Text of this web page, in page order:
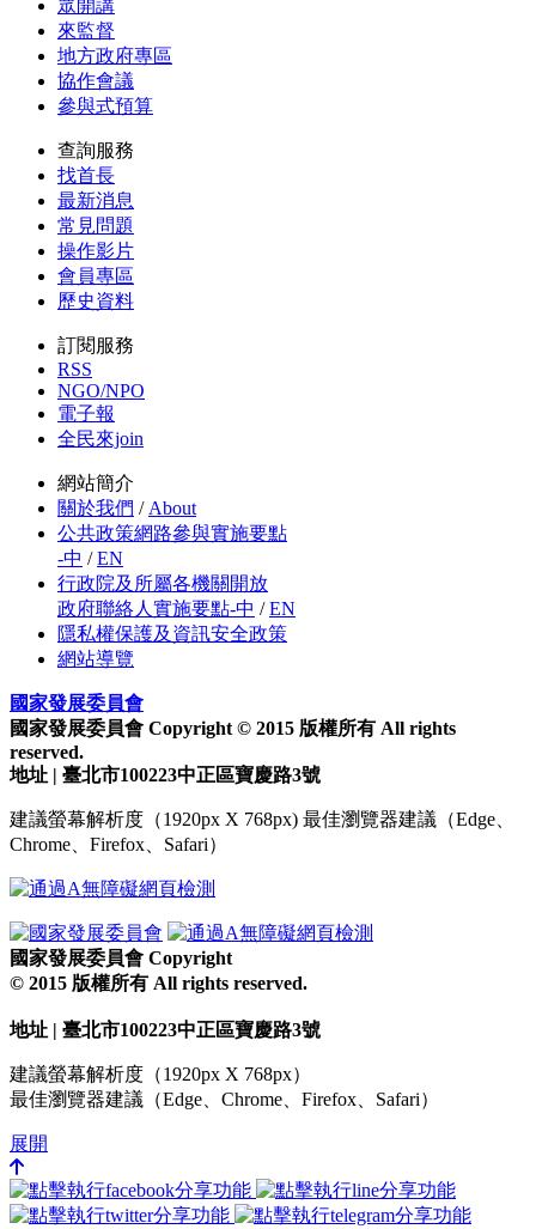
眾開講
來監督
地方政府專區
協作會議
參與式預算
查詢服務
找首長
最新消息
常見問題
操作影片
會員專區
歷史資料
訂閱服務
RSS
NGO/NPO
電子報
全民來join
網站簡介
關於我們 /About
公共政策網路參與實施要點
-中 /EN
行政院及所屬各機關開放
政府聯絡人實施要點-中 /EN
隱私權保護及資訊安全政策
網站導覽
國家發展委員會
國家發展委員會 Copyright © 2015 版權所有 All rights
reserved.
地址 | 臺北市100223中正區寶慶路3號
建議螢幕解析度（1920px X 768px) 最佳瀏覽器建議（Edge、
Chrome、Firefox、Safari）
國家發展委員會 Copyright
© 2015 版權所有 All rights reserved.
地址 | 臺北市100223中正區寶慶路3號
建議螢幕解析度（1920px X 768px）
最佳瀏覽器建議（Edge、Chrome、Firefox、Safari）
展開